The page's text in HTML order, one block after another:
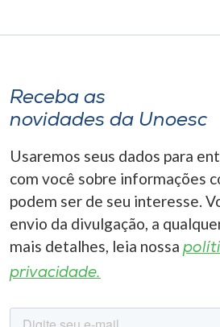
Receba as
novidades da Unoesc
Usaremos seus dados para
com você sobre informações
podem ser de seu interesse.
envio da divulgação, a
mais detalhes, leia nossa
privacidade.